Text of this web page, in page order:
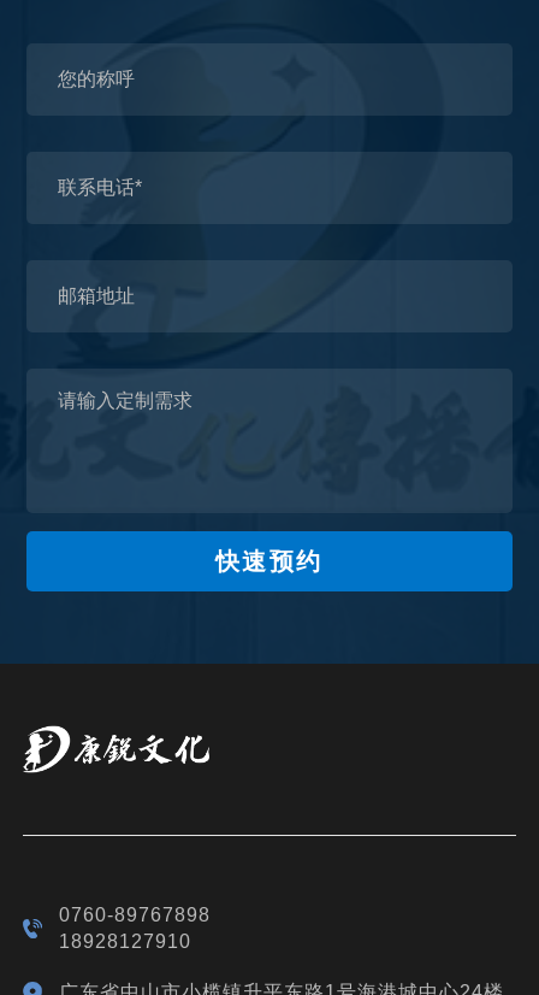
快速预约
0760-89767898
18928127910